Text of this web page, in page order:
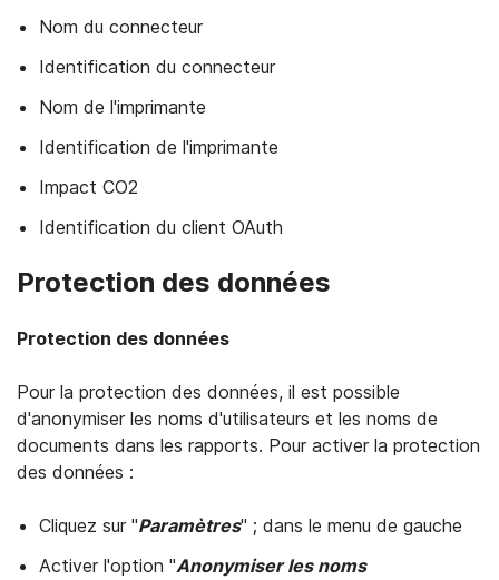
Nom du connecteur
Identification du connecteur
Nom de l'imprimante
Identification de l'imprimante
Impact CO2
Identification du client OAuth
Protection des données
Protection des données
Pour la protection des données, il est possible
d'anonymiser les noms d'utilisateurs et les noms de
documents dans les rapports. Pour activer la protection
des données :
Cliquez sur "Paramètres" ; dans le menu de gauche
Activer l'option "Anonymiser les noms